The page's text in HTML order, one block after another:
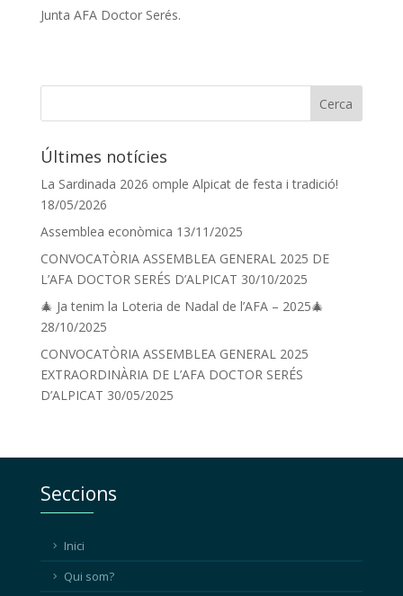
Junta AFA Doctor Serés.
Últimes notícies
La Sardinada 2026 omple Alpicat de festa i tradició!
18/05/2026
Assemblea econòmica 13/11/2025
CONVOCATÒRIA ASSEMBLEA GENERAL 2025 DE
L’AFA DOCTOR SERÉS D’ALPICAT 30/10/2025
🎄 Ja tenim la Loteria de Nadal de l’AFA – 2025🎄
28/10/2025
CONVOCATÒRIA ASSEMBLEA GENERAL 2025
EXTRAORDINÀRIA DE L’AFA DOCTOR SERÉS
D’ALPICAT 30/05/2025
Seccions
Inici
Qui som?